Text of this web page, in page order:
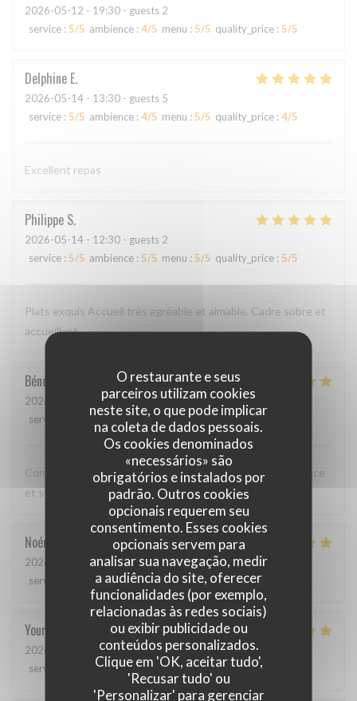
O restaurante e seus
parceiros utilizam cookies
neste site, o que pode implicar
na coleta de dados pessoais.
Os cookies denominados
«necessários» são
obrigatórios e instalados por
padrão. Outros cookies
opcionais requerem seu
consentimento. Esses cookies
opcionais servem para
analisar sua navegação, medir
a audiência do site, oferecer
funcionalidades (por exemplo,
relacionadas às redes sociais)
ou exibir publicidade ou
conteúdos personalizados.
Clique em 'OK, aceitar tudo',
'Recusar tudo' ou
'Personalizar' para gerenciar
2026-05-12 - 19:30 - guests 2
service : 5/5 ambience : 4/5 menu : 5/5 quality_price : 5/5
Delphine E
2026-05-14 - 13:30 - guests 5
service : 5/5 ambience : 4/5 menu : 5/5 quality_price : 4/5
Excellent repas
Philippe S
2026-05-14 - 12:30 - guests 2
service : 5/5 ambience : 5/5 menu : 5/5 quality_price : 5/5
Plats exquis Accueil très agréable et aimable. Cadre sobre et
accueillant.
Bénédicte
2026-05-12
- 20:00 - guests 3
service
ambience: 5/5 menu : 5/5 quality_price
Comme toujours, cuisine excellente, service discret, efficace
et sympathique. Merci beaucoup !
Noémie
2026-05-06
- 13:00 - guests 2
service
ambience:5/5 menu:5/5 quality_price
Youri
2026-04-22
- 12:00 - guests 2
service
ambience :4/5 menu:5/5 quality_price